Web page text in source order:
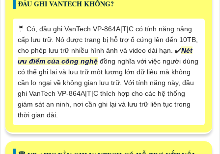
ĐẦU GHI VANTECH KHÔNG?
🤵 Có, đầu ghi VanTech VP-864A|T|C có tính năng nâng
cấp lưu trữ. Nó được trang bị hỗ trợ ổ cứng lên đến 10TB,
cho phép lưu trữ nhiều hình ảnh và video dài hạn. ✔️Nét
ưu điểm của công nghệ đồng nghĩa với việc người dùng
có thể ghi lại và lưu trữ một lượng lớn dữ liệu mà không
cần lo ngại về không gian lưu trữ. Với tính năng này, đầu
ghi VanTech VP-864A|T|C thích hợp cho các hệ thống
giám sát an ninh, nơi cần ghi lại và lưu trữ liên tục trong
thời gian dài.